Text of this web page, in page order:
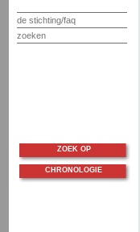
de stichting/faq
zoeken
ZOEK OP
CHRONOLOGIE